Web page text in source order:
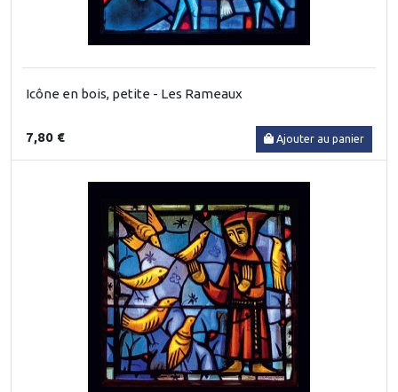
Icône en bois, petite - Les Rameaux
7,80 € Ajouter au panier